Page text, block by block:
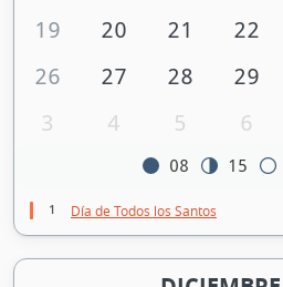
19
20 21 22
26
27 28 29
3
4 5 6
08 15
1 Día de Todos los Santos